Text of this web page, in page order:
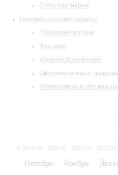
Стать партнером
Просветительские проекты
Творческие встречи
Выставки
Издания филармонии
Образовательные
Инклюзивные и
2019/20 2020/21 2021/22 2022/23
Октябрь Ноябрь